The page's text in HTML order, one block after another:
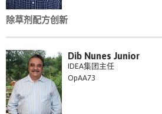
除草剂配方创新
Dib Nunes Junior
IDEA集团主任
OpAA73